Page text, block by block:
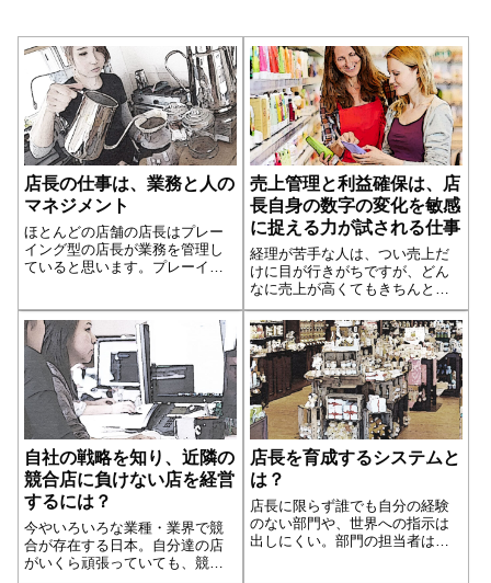
店長の仕事は、業務と人の
マネジメント
ほとんどの店舗の店長はプレー
イング型の店長が業務を管理し
ていると思います。プレーイン
に従事しているタイプをいいま
す。しかしプレーイング型とは
いえ、店長の大切な仕事として
売上管理と利益確保は、店
長自身の数字の変化を敏感
に捉える力が試される仕事
経理が苦手な人は、つい売上だ
けに目が行きがちですが、どん
なに売上が高くてもきちんと利
益確保ができていなければ健全
経営とは言えません。売上に、
経費に目を向けて、そこでどれ
だけ利益が確保できるのかを常
に頭に入れておけば、販売商品
の設定や人材配置が効果的にで
きるようになります。
自社の戦略を知り、近隣の
競合店に負けない店を経営
するには？
今やいろいろな業種・業界で競
合が存在する日本。自分達の店
がいくら頑張っていても、競合
店長を育成するシステムと
は？
店長に限らず誰でも自分の経験
のない部門や、世界への指示は
出しにくい。部門の担当者は、